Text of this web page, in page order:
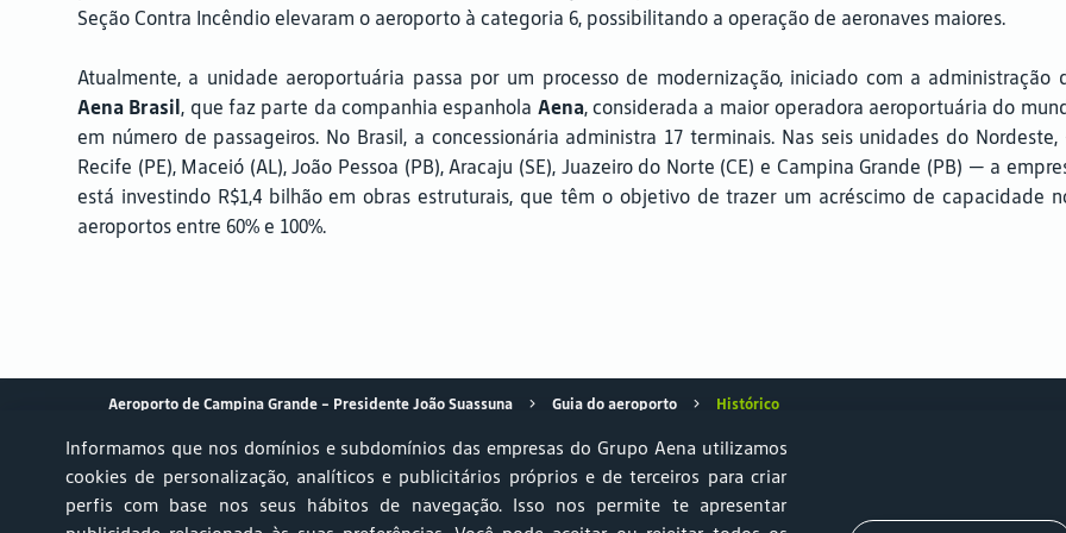
Seção Contra Incêndio elevaram o aeroporto à categoria 6, possibilitando a operação de aeronaves maiores.
Atualmente, a unidade aeroportuária passa por um processo de modernização, iniciado com a administração
Aena Brasil, que faz parte da companhia espanhola Aena, considerada a maior operadora aeroportuária do
em número de passageiros. No Brasil, a concessionária administra 17 terminais. Nas seis unidades do
Recife (PE), Maceió (AL), João Pessoa (PB), Aracaju (SE), Juazeiro do Norte (CE) e Campina Grande (PB) — a
está investindo R$1,4 bilhão em obras estruturais, que têm o objetivo de trazer um acréscimo de capacidade
aeroportos entre 60% e 100%.
Aeroporto de Campina Grande – Presidente João Suassuna Guia do aeroporto Histórico
Achados & Perdidos Relato AVSEC Ruído Aeronáutico e Sustentabilidade Estacionamento
Informamos que nos domínios e subdomínios das empresas do Grupo Aena utilizamos
cookies de personalização, analíticos e publicitários próprios e de terceiros para criar
perfis com base nos seus hábitos de navegação. Isso nos permite te apresentar